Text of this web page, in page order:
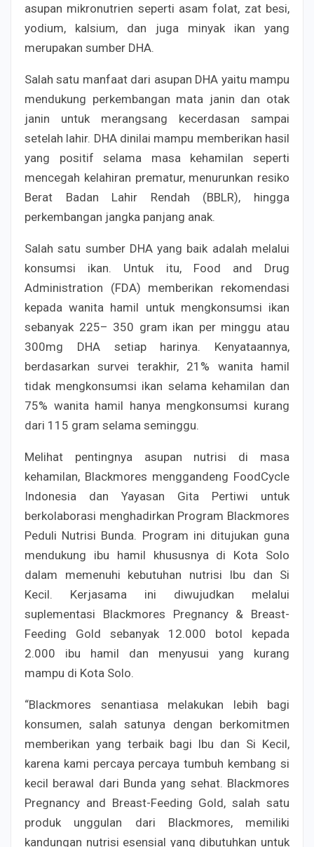
asupan mikronutrien seperti asam folat, zat besi,
yodium, kalsium, dan juga minyak ikan yang
merupakan sumber DHA.
Salah satu manfaat dari asupan DHA yaitu mampu
mendukung perkembangan mata janin dan otak
janin untuk merangsang kecerdasan sampai
setelah lahir. DHA dinilai mampu memberikan hasil
yang positif selama masa kehamilan seperti
mencegah kelahiran prematur, menurunkan resiko
Berat Badan Lahir Rendah (BBLR), hingga
perkembangan jangka panjang anak.
Salah satu sumber DHA yang baik adalah melalui
konsumsi ikan. Untuk itu, Food and Drug
Administration (FDA) memberikan rekomendasi
kepada wanita hamil untuk mengkonsumsi ikan
sebanyak 225– 350 gram ikan per minggu atau
300mg DHA setiap harinya. Kenyataannya,
berdasarkan survei terakhir, 21% wanita hamil
tidak mengkonsumsi ikan selama kehamilan dan
75% wanita hamil hanya mengkonsumsi kurang
dari 115 gram selama seminggu.
Melihat pentingnya asupan nutrisi di masa
kehamilan, Blackmores menggandeng FoodCycle
Indonesia dan Yayasan Gita Pertiwi untuk
berkolaborasi menghadirkan Program Blackmores
Peduli Nutrisi Bunda. Program ini ditujukan guna
mendukung ibu hamil khususnya di Kota Solo
dalam memenuhi kebutuhan nutrisi Ibu dan Si
Kecil. Kerjasama ini diwujudkan melalui
suplementasi Blackmores Pregnancy & Breast-
Feeding Gold sebanyak 12.000 botol kepada
2.000 ibu hamil dan menyusui yang kurang
mampu di Kota Solo.
“Blackmores senantiasa melakukan lebih bagi
konsumen, salah satunya dengan berkomitmen
memberikan yang terbaik bagi Ibu dan Si Kecil,
karena kami percaya percaya tumbuh kembang si
kecil berawal dari Bunda yang sehat. Blackmores
Pregnancy and Breast-Feeding Gold, salah satu
produk unggulan dari Blackmores, memiliki
kandungan nutrisi esensial yang dibutuhkan untuk